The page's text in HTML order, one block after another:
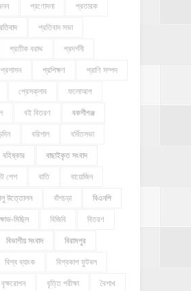
প্রণোদনা প্রতারক
প্রতিবাদ সভা
প্রতীক বরাদ্দ প্রদর্শনী
প্রশাসন প্রশিক্ষণ প্রাণি সম্পদ
প্রেসক্লাব ফলোআপ
বই বিতরণ বকশীগঞ্জ
বরিশাল বর্ধিতসভা
বহিষ্কার বাছাইকৃত সংবাদ
পেশ বাতি বায়োজিন
উত্তোলন বাঁশচড়া বিএনপি
মিছিল বিজিবি বিতরণ
বিভাগীয় সংবাদ বিরামপুর
বিশ্ব ব্যাংক বিশ্বকাপ ফুটবল
বৃক্ষরোপন বৃত্তি পরীক্ষা বৈশাখ